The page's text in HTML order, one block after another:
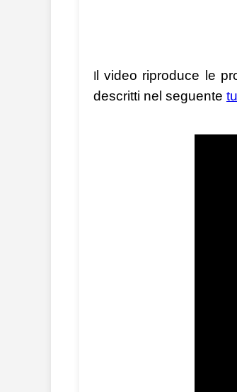
l video riproduce le
descritti nel seguente